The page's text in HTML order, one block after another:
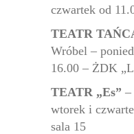
czwartek od
TEATR
Wróbel –
16.00 – ŻDK
TEATR „Es” –
wtorek i
sala 15